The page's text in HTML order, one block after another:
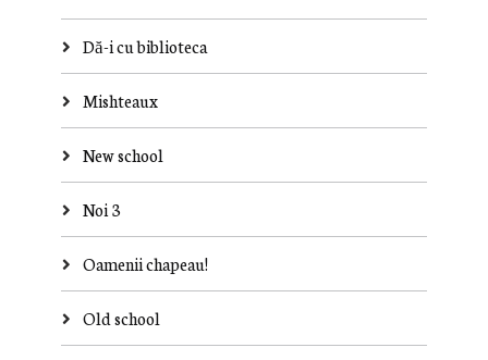
Dă-i cu biblioteca
Mishteaux
New school
Noi 3
Oamenii chapeau!
Old school